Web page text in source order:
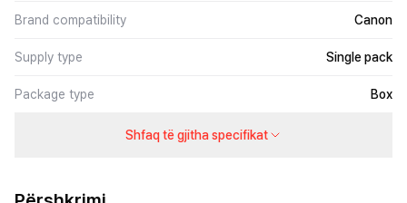
Brand compatibility Canon
Supply type Single pack
Package type Box
Shfaq të gjitha specifikat